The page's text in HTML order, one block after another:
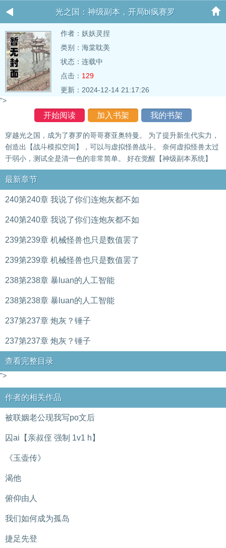
光之国：神级副本，开局bi疯赛罗
作者： 妖妖灵捏
类别：海棠耽美
状态：连载中
点击： 129
更新：2024-12-14 21:17:26
">
开始阅读 加入书架 我的书架
穿越光之国，成为了赛罗的哥哥赛亚奥特曼。 为了提升新生代实力，
创造出【战斗模拟空间】，可以与虚拟怪兽战斗。 奈何虚拟怪兽太过
于弱小，测试全是清一色的非常简单。 好在觉醒【神级副本系统】
最新章节
240第240章 我说了你们连炮灰都不如
240第240章 我说了你们连炮灰都不如
239第239章 机械怪兽也只是数值罢了
239第239章 机械怪兽也只是数值罢了
238第238章 暴luan的人工智能
238第238章 暴luan的人工智能
237第237章 炮灰？锤子
237第237章 炮灰？锤子
查看完整目录
">
作者的相关作品
被联姻老公现我写po文后
囚ai【亲叔侄 强制 1v1 h】
《玉壶传》
渴他
俯仰由人
我们如何成为孤岛
捷足先登